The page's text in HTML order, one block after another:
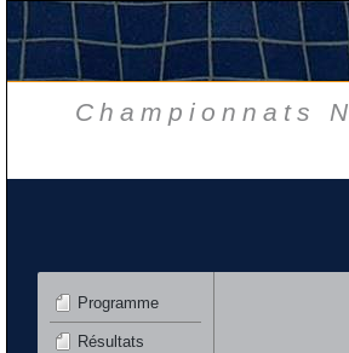
Championnats
Programme
Résultats